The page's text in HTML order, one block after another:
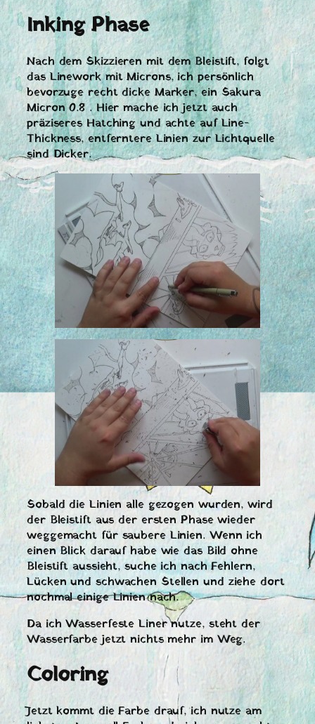
Inking Phase
Nach dem Skizzieren mit dem Bleistift, folgt
das Linework mit Microns, ich persönlich
bevorzuge recht dicke Marker, ein Sakura
Micron 0.8 . Hier mache ich jetzt auch
präziseres Hatching und achte auf Line-
Thickness, entferntere Linien zur Lichtquelle
sind Dicker.
Sobald die Linien alle gezogen wurden, wird
der Bleistift aus der ersten Phase wieder
weggemacht für saubere Linien. Wenn ich
einen Blick darauf habe wie das Bild ohne
Bleistift aussieht, suche ich nach Fehlern,
Lücken und schwachen Stellen und ziehe dort
nochmal einige Linien nach.
Da ich Wasserfeste Liner nutze, steht der
Wasserfarbe jetzt nichts mehr im Weg.
Coloring
Jetzt kommt die Farbe drauf, ich nutze am